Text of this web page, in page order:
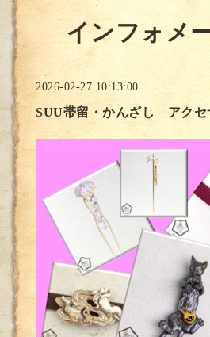
インフォメ
2026-02-27 10:13:00
SUU帯留・かんざし アク